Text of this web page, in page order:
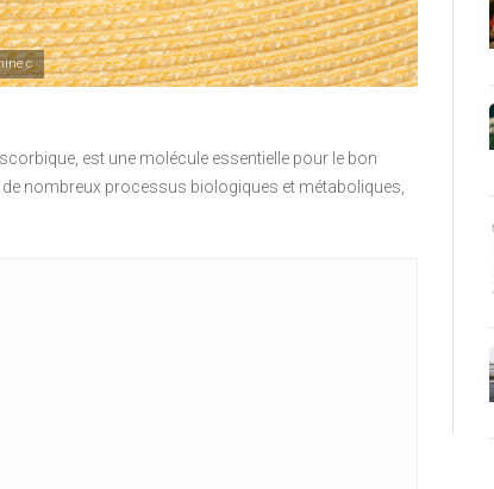
c
est une molécule essentielle pour le bon
nombreux processus biologiques et métaboliques,